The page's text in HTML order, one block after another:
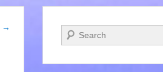
→ Zoeken